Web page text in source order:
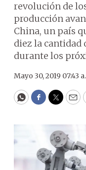
revolución de
producción
China, un país
diez la cantidad
durante los
Mayo 30, 2019 07:43
WhatsApp
Facebook